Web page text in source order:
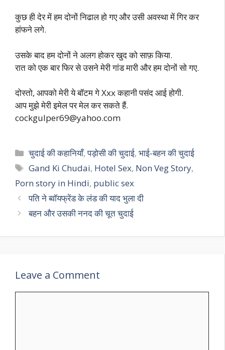
कुछ ही देर में हम दोनों निढाल हो गए और उसी अवस्था में गिर कर
हांफने लगे.
उसके बाद हम दोनों ने अलग होकर खुद को साफ़ किया.
रात को एक बार फिर से उसने मेरी गांड मारी और हम दोनों सो गए.
दोस्तो, आपको मेरी ये बॉटम गे Xxx कहानी पसंद आई होगी.
आप मुझे मेरी इमेल पर मेल कर सकते हैं.
cockgulper69@yahoo.com
Categories
चुदाई की कहानियाँ,पड़ोसी की चुदाई,भाई-बहन की चुदाई
Tags
Gand Ki Chudai, Hotel Sex, Non Veg Story,
Porn story in Hindi, public sex
पति ने ब्वॉयफ्रेंड के लंड की याद भुला दी
बहन और उसकी ननद की चूत चुदाई
Leave a Comment